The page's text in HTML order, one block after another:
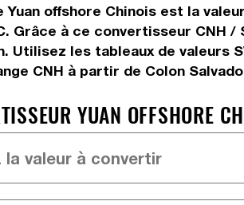
Yuan offshore Chinois est la
Grâce à ce convertisseur CNH
Utilisez les tableaux de valeurs
CNH à partir de Colon
YUAN OFFSHORE